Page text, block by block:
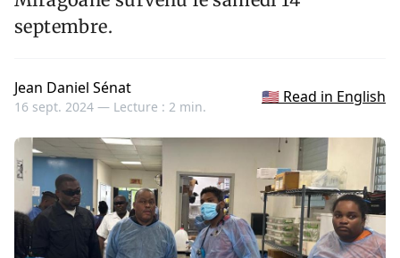
septembre.
Jean Daniel Sénat
16 sept. 2024 — Lecture : 2 min.
🇺🇸 Read in English